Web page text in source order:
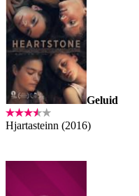
Geluid
Hjartasteinn (2016)